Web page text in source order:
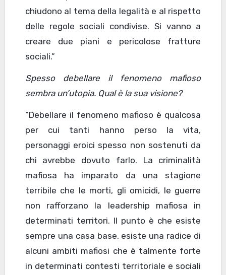
chiudono al tema della legalità e al rispetto
delle regole sociali condivise. Si vanno a
creare due piani e pericolose fratture
sociali.”
Spesso debellare il fenomeno mafioso
sembra un’utopia. Qual è la sua visione?
“Debellare il fenomeno mafioso è qualcosa
per cui tanti hanno perso la vita,
personaggi eroici spesso non sostenuti da
chi avrebbe dovuto farlo. La criminalità
mafiosa ha imparato da una stagione
terribile che le morti, gli omicidi, le guerre
non rafforzano la leadership mafiosa in
determinati territori. Il punto è che esiste
sempre una casa base, esiste una radice di
alcuni ambiti mafiosi che è talmente forte
in determinati contesti territoriale e sociali